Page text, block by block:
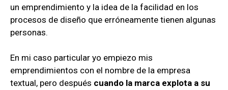
un emprendimiento y la idea de la facilidad en los
procesos de diseño que erróneamente tienen algunas
personas.
En mi caso particular yo empiezo mis
emprendimientos con el nombre de la empresa
textual, pero después cuando la marca explota a su